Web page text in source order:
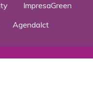
ImpresaGreen
AgendaIct